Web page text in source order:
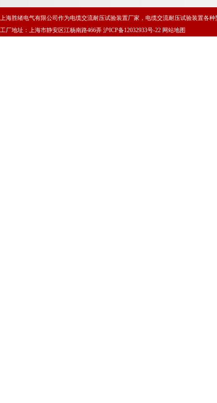
上海胜绪电气有限公司作为电缆交流耐压试验装置厂家，电缆交流耐压试验装置各
工厂地址：上海市静安区江杨南路466弄 沪ICP备12032933号-22 网站地图